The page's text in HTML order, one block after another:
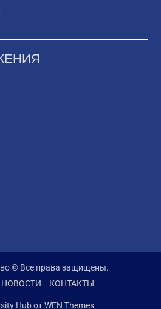
© Все права защищены.
НОВОСТИ КОНТАКТЫ
Hub отWEN Themes